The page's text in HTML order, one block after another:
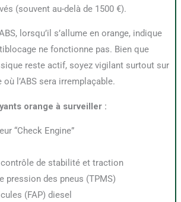
(souvent au-delà de 1500 €).
ne fonctionne pas. Bien que
reste actif, soyez vigilant surtout sur
l’ABS sera irremplaçable.
orange à surveiller :
“Check Engine”
contrôle de stabilité et traction
pression des pneus (TPMS)
(FAP) diesel